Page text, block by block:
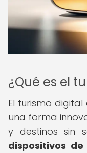
¿Qué es el
El turismo digital
una forma
y destinos sin
dispositivos